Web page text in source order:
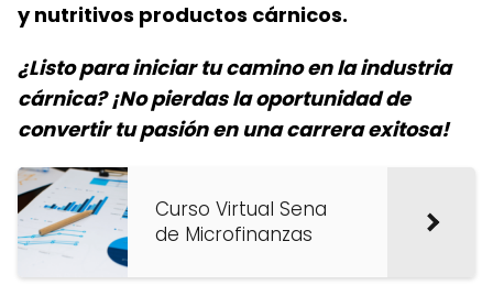
y nutritivos productos cárnicos.
¿Listo para iniciar tu camino en la industria
cárnica? ¡No pierdas la oportunidad de
convertir tu pasión en una carrera exitosa!
Curso Virtual Sena
de Microfinanzas